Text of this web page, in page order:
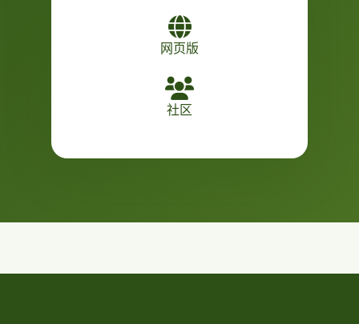
网页版
社区